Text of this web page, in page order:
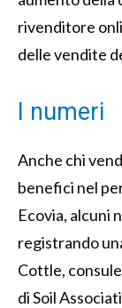
rivenditore
delle vendite
I numeri
Anche chi
benefici nel
Ecovia, alcuni
registrando
Cottle,
di Soil